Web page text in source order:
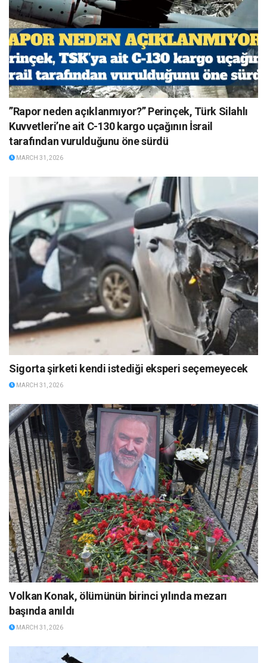
”Rapor neden açıklanmıyor?” Perinçek, Türk Silahlı
Kuvvetleri’ne ait C-130 kargo uçağının İsrail
tarafından vurulduğunu öne sürdü
MARCH 31, 2026
Sigorta şirketi kendi istediği eksperi seçemeyecek
MARCH 31, 2026
Volkan Konak, ölümünün birinci yılında mezarı
başında anıldı
MARCH 31, 2026